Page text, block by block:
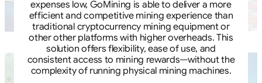
expenses low, GoMining is able to deliver a more
efficient and competitive mining experience than
traditional cryptocurrency mining equipment or
other other platforms with higher overheads. This
solution offers flexibility, ease of use, and
consistent access to mining rewards—without the
complexity of running physical mining machines.